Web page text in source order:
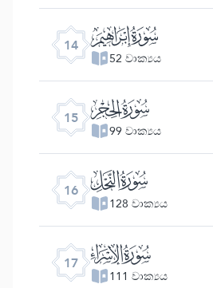
14 ﮚ
52 වාක්‍යය
15 ﮛ
99 වාක්‍යය
16 ﮜ
128 වාක්‍යය
17 ﮝ
111 වාක්‍යය